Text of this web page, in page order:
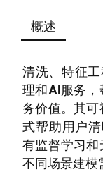
概述
清洗、特征
理和AI服务
务价值。其
式帮助用户
有监督学习
不同场景建模